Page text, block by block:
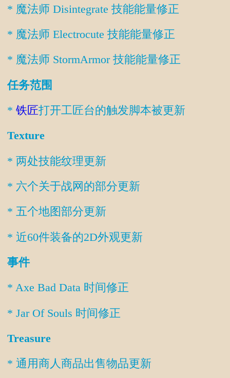
* 魔法师 Disintegrate 技能能量修正
* 魔法师 Electrocute 技能能量修正
* 魔法师 StormArmor 技能能量修正
任务范围
*铁匠打开工匠台的触发脚本被更新
Texture
* 两处技能纹理更新
* 六个关于战网的部分更新
* 五个地图部分更新
* 近60件装备的2D外观更新
事件
* Axe Bad Data 时间修正
* Jar Of Souls 时间修正
Treasure
* 通用商人商品出售物品更新